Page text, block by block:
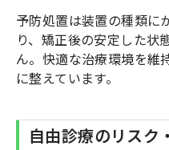
予防処置は装置の種類に
り、矯正後の安定した状
ん。快適な治療環境を維
に整えています。
自由診療のリスク